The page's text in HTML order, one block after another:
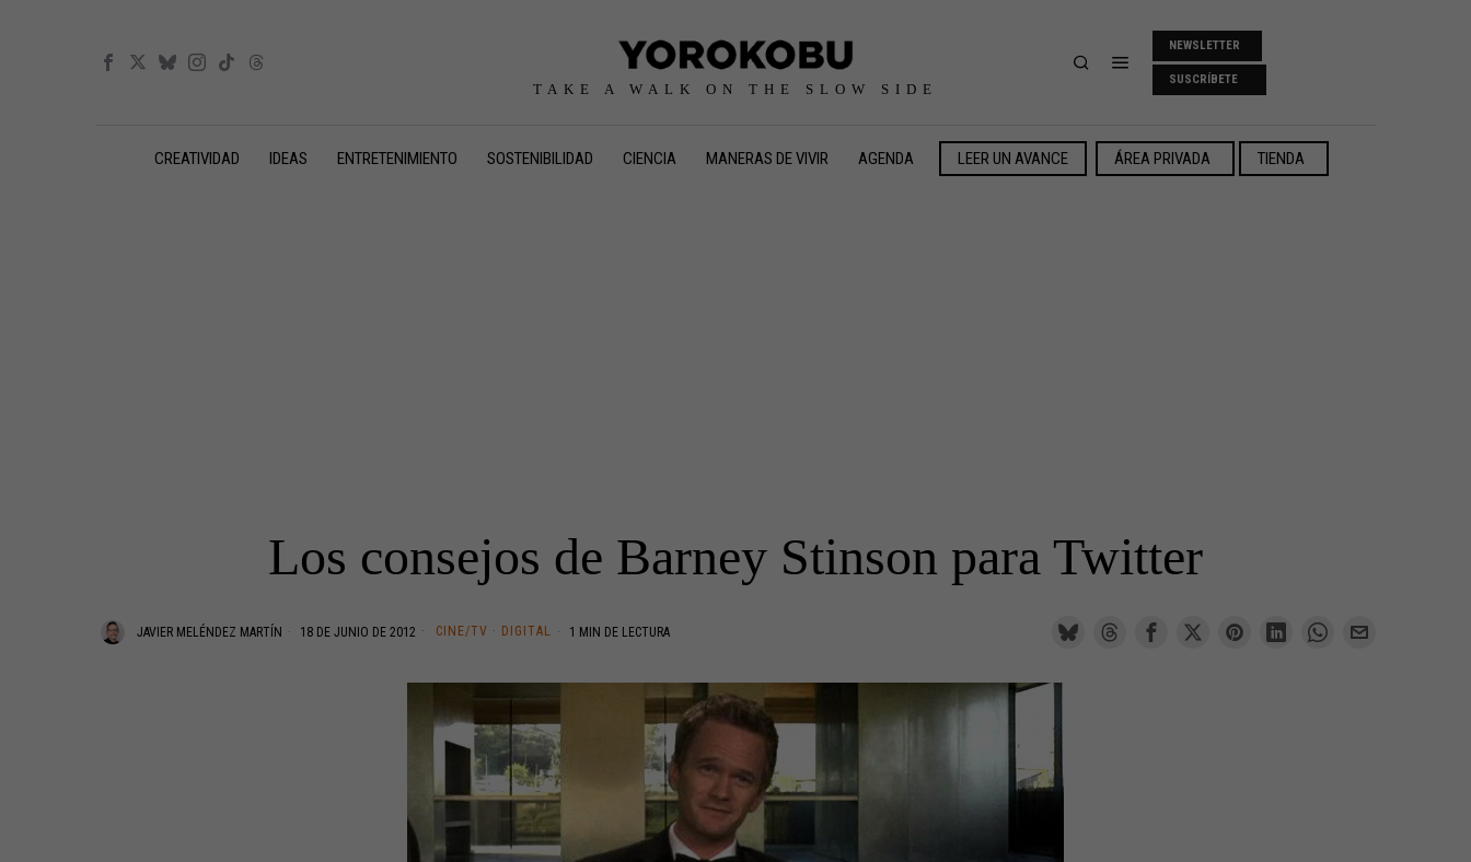
TAKE A WALK ON THE SLOW SIDE
NEWSLETTER
SUSCRÍBETE
CREATIVIDAD IDEAS ENTRETENIMIENTO SOSTENIBILIDAD CIENCIA MANERAS DE VIVIR AGENDA LEER UN AVANCE ÁREA PRIVADA TIENDA
Los consejos de Barney Stinson para Twitter
JAVIER MELÉNDEZ MARTÍN 18 DE JUNIO DE 2012 CINE/TV · DIGITAL 1 MIN DE LECTURA